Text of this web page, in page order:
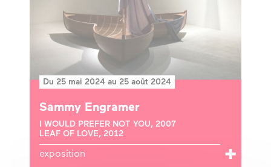
Du 25 mai 2024 au 25 août 2024
Sammy Engramer
I WOULD PREFER NOT YOU, 2007
LEAF OF LOVE, 2012
exposition